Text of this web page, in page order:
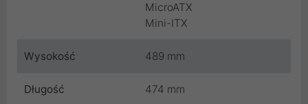
MicroATX
Mini-ITX
Wysokość 489 mm
Długość 474 mm